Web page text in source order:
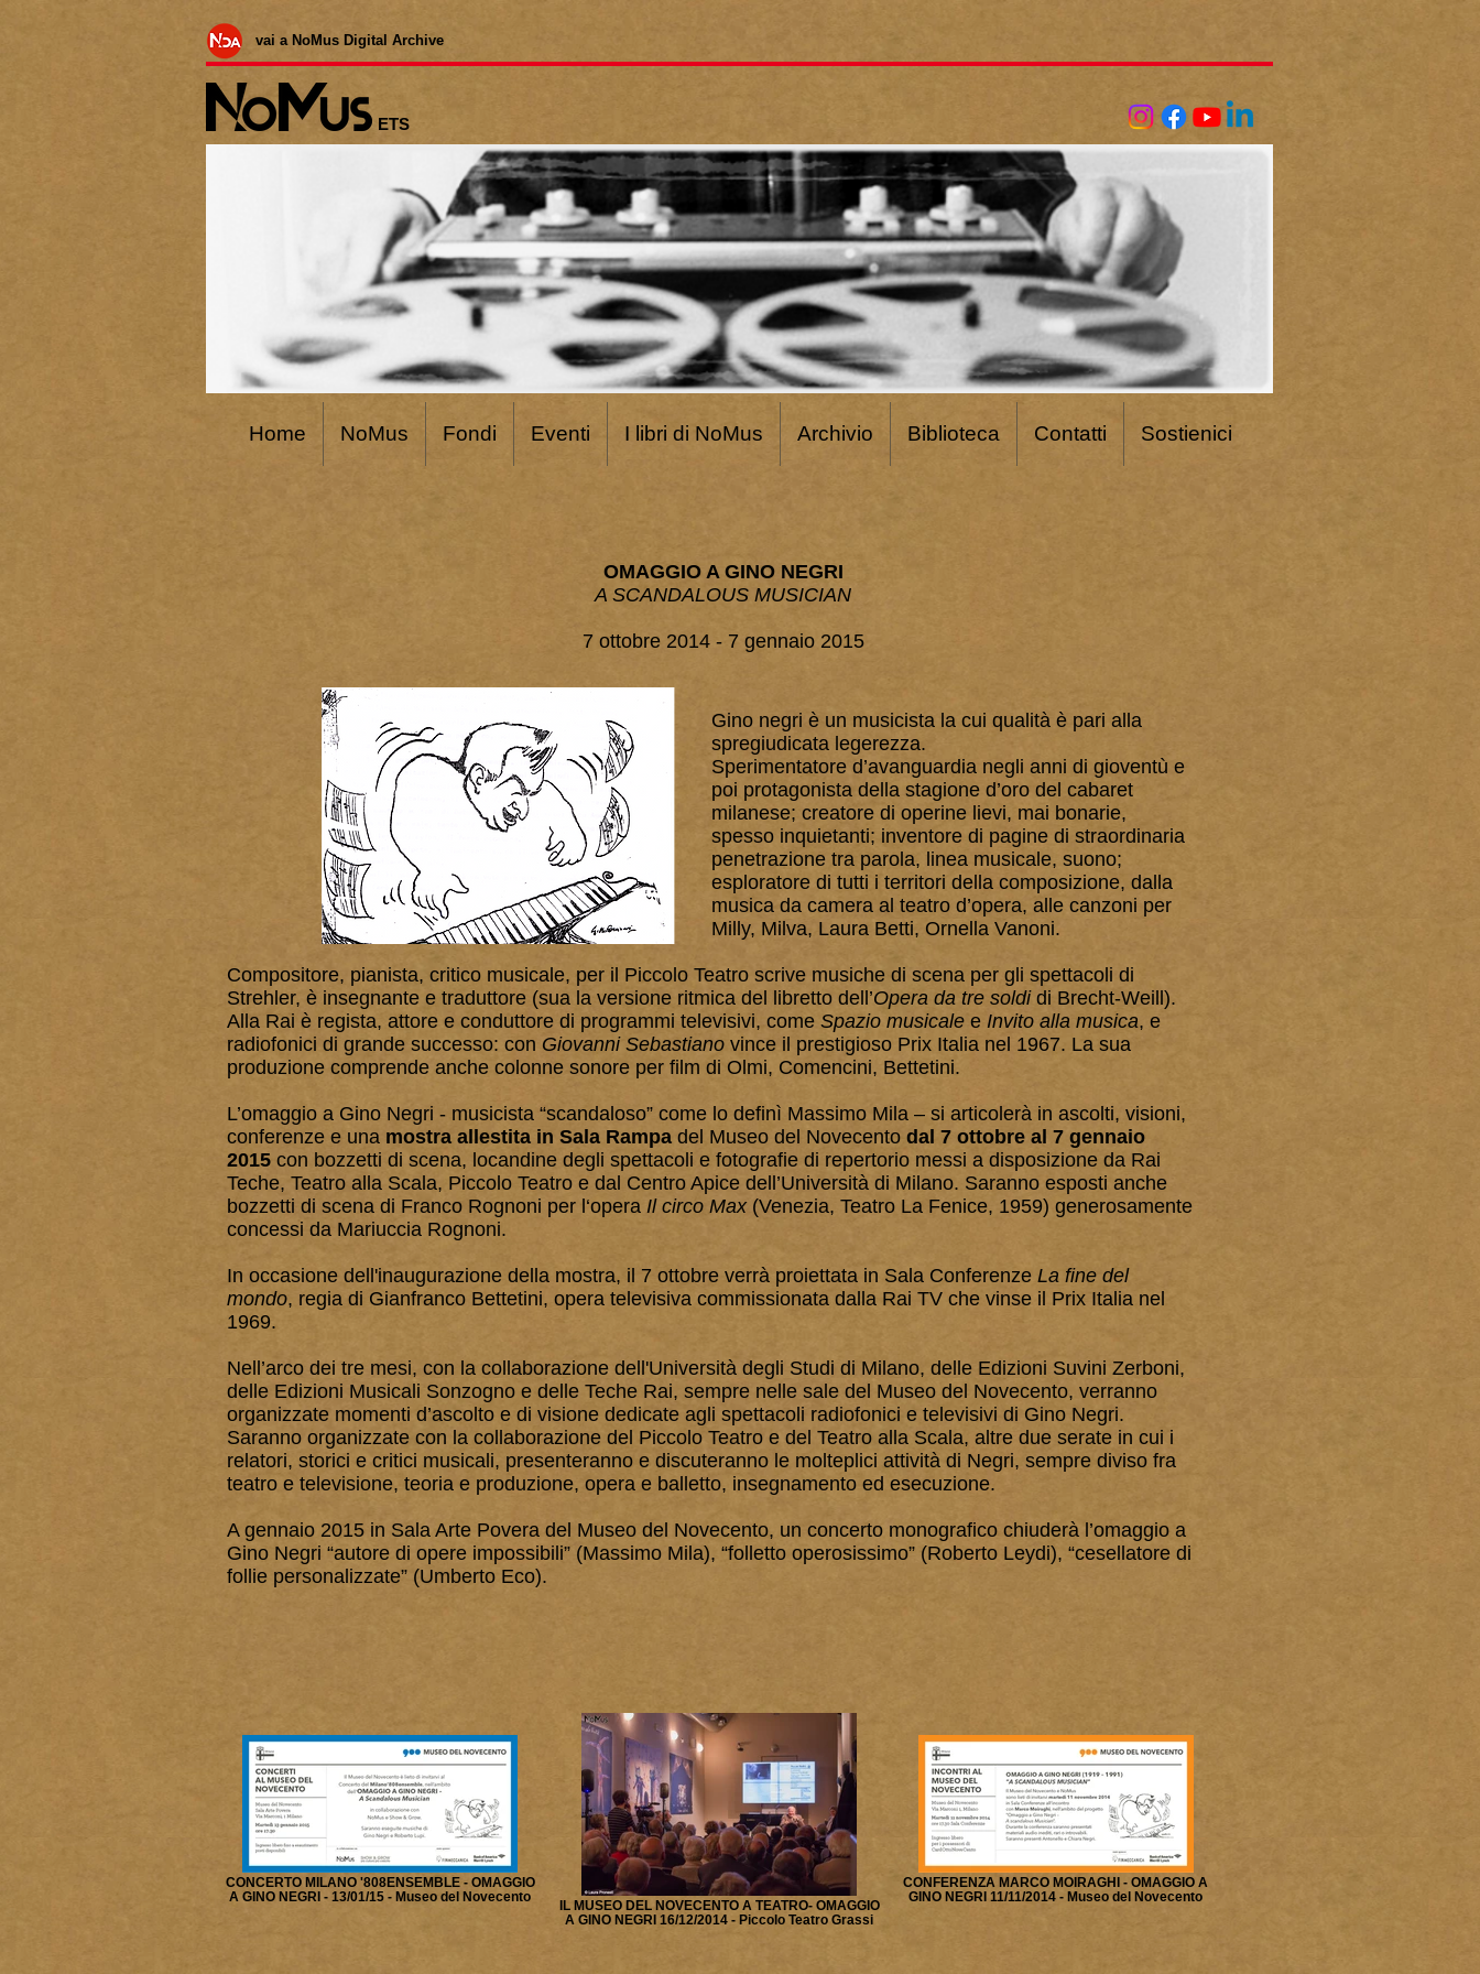
Home NoMus Fondi Eventi I libri di NoMus Archivio Biblioteca Contatti Sostienici
vai a NoMus Digital Archive
ETS
OMAGGIO A GINO NEGRI
A SCANDALOUS MUSICIAN
7 ottobre 2014 - 7 gennaio 2015
Gino negri è un musicista la cui qualità è pari alla
spregiudicata legerezza.
Sperimentatore d’avanguardia negli anni di gioventù e
poi protagonista della stagione d’oro del cabaret
milanese; creatore di operine lievi, mai bonarie,
spesso inquietanti; inventore di pagine di straordinaria
penetrazione tra parola, linea musicale, suono;
esploratore di tutti i territori della composizione, dalla
musica da camera al teatro d’opera, alle canzoni per
Milly, Milva, Laura Betti, Ornella Vanoni.
Compositore, pianista, critico musicale, per il Piccolo Teatro scrive musiche di scena per gli spettacoli di
Strehler, è insegnante e traduttore (sua la versione ritmica del libretto dell’Opera da tre soldidi Brecht-Weill).
Alla Rai è regista, attore e conduttore di programmi televisivi, come Spazio musicale e Invito alla musica, e
radiofonici di grande successo: con Giovanni Sebastiano vince il prestigioso Prix Italia nel 1967. La sua
produzione comprende anche colonne sonore per film di Olmi, Comencini, Bettetini.
L’omaggio a Gino Negri - musicista “scandaloso” come lo definì Massimo Mila – si articolerà in ascolti, visioni,
conferenze e una mostra allestita in Sala Rampa del Museo del Novecento dal 7 ottobre al 7 gennaio
2015 con bozzetti di scena, locandine degli spettacoli e fotografie di repertorio messi a disposizione da Rai
Teche, Teatro alla Scala, Piccolo Teatro e dal Centro Apice dell’Università di Milano. Saranno esposti anche
bozzetti di scena di Franco Rognoni per l‘opera Il circo Max(Venezia, Teatro La Fenice, 1959) generosamente
concessi da Mariuccia Rognoni.
In occasione dell'inaugurazione della mostra, il 7 ottobre verrà proiettata in Sala Conferenze La fine del
mondo, regia di Gianfranco Bettetini, opera televisiva commissionata dalla Rai TV che vinse il Prix Italia nel
1969.
Nell’arco dei tre mesi, con la collaborazione dell'Università degli Studi di Milano, delle Edizioni Suvini Zerboni,
delle Edizioni Musicali Sonzogno e delle Teche Rai, sempre nelle sale del Museo del Novecento, verranno
organizzate momenti d’ascolto e di visione dedicate agli spettacoli radiofonici e televisivi di Gino Negri.
Saranno organizzate con la collaborazione del Piccolo Teatro e del Teatro alla Scala, altre due serate in cui i
relatori, storici e critici musicali, presenteranno e discuteranno le molteplici attività di Negri, sempre diviso fra
teatro e televisione, teoria e produzione, opera e balletto, insegnamento ed esecuzione.
A gennaio 2015 in Sala Arte Povera del Museo del Novecento, un concerto monografico chiuderà l’omaggio a
Gino Negri “autore di opere impossibili” (Massimo Mila), “folletto operosissimo” (Roberto Leydi), “cesellatore di
follie personalizzate” (Umberto Eco).
CONCERTO MILANO '808ENSEMBLE - OMAGGIO
A GINO NEGRI - 13/01/15 - Museo del Novecento
IL MUSEO DEL NOVECENTO A TEATRO- OMAGGIO
A GINO NEGRI 16/12/2014 - Piccolo Teatro Grassi
CONFERENZA MARCO MOIRAGHI - OMAGGIO A
GINO NEGRI 11/11/2014 - Museo del Novecento